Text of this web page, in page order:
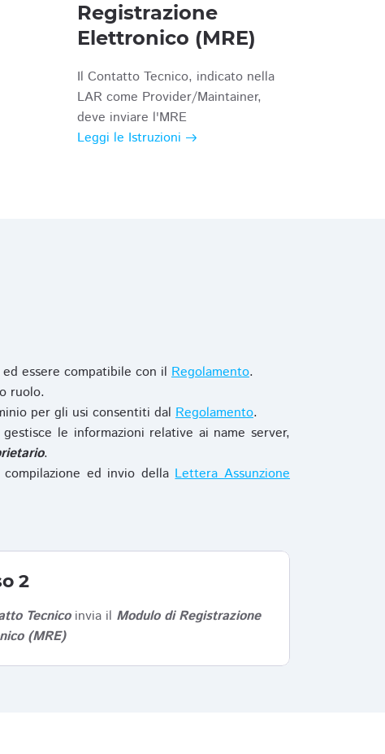
Registrazione
Elettronico (MRE)
Il Contatto Tecnico, indicato nella
LAR come Provider/Maintainer,
deve inviare l'MRE
Leggi le Istruzioni
essere compatibile con il Regolamento.
ruolo.
per gli usi consentiti dal Regolamento.
le informazioni relative ai name server,
.
ed invio dellaLettera Assunzione
2
Tecnicoinvia il Modulo di Registrazione
(MRE)